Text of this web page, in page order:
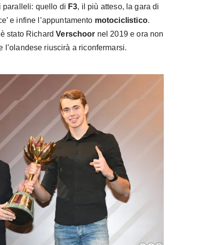
paralleli: quello di F3, il più atteso, la gara di
e infine l’appuntamento motociclistico.
è stato RichardVerschoor nel 2019 e ora non
l’olandese riuscirà a riconfermarsi.